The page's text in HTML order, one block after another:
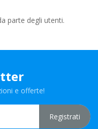
parte degli utenti.
e offerte!